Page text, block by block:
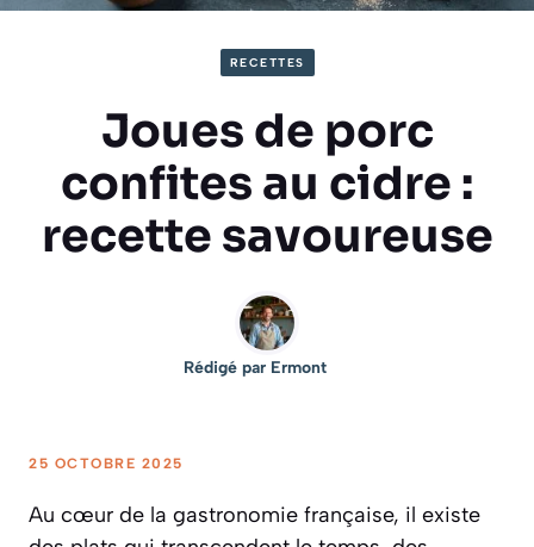
RECETTES
Joues de porc
confites au cidre :
recette savoureuse
Rédigé par Ermont
25 OCTOBRE 2025
Au cœur de la gastronomie française, il existe